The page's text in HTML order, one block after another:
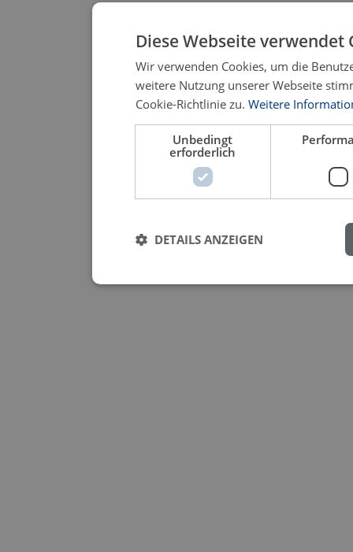
Diese Webseite verwendet
Wir verwenden Cookies, um die
weitere Nutzung unserer Webseite
Cookie-Richtlinie zu. Weitere
Unbedingt
erforderlich
DETAILS ANZEIGEN